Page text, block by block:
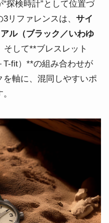
探検時計”として位置づ
3リファレンスは、サイ
ル（ブラック／いわゆ
そして**ブレスレット
T-fit）**の組み合わせが
軸に、混同しやすいポ